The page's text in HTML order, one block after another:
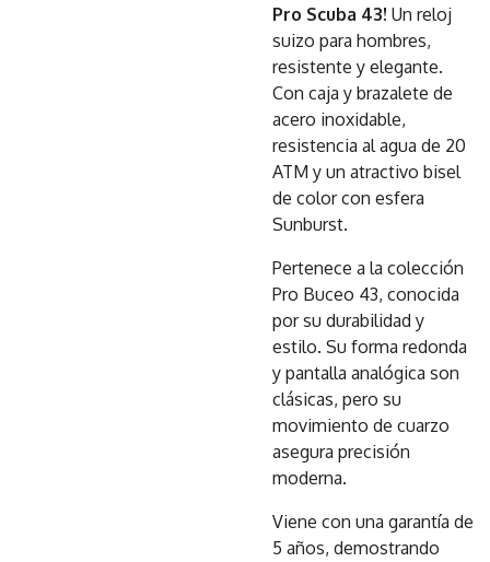
Pro Scuba 43! Un reloj
suizo para hombres,
resistente y elegante.
Con caja y brazalete de
acero inoxidable,
resistencia al agua de 20
ATM y un atractivo bisel
de color con esfera
Sunburst.
Pertenece a la colección
Pro Buceo 43, conocida
por su durabilidad y
estilo. Su forma redonda
y pantalla analógica son
clásicas, pero su
movimiento de cuarzo
asegura precisión
moderna.
Viene con una garantía de
5 años, demostrando